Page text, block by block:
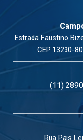
Estrada Faustino
CEP 13230-
(11)
Rua Pais